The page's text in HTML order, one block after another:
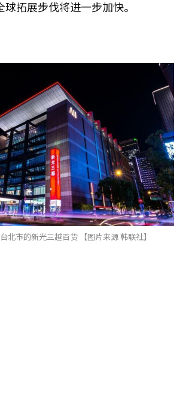
拓展步伐将进一步加快。
北市的新光三越百货 【图片来源 韩联社】